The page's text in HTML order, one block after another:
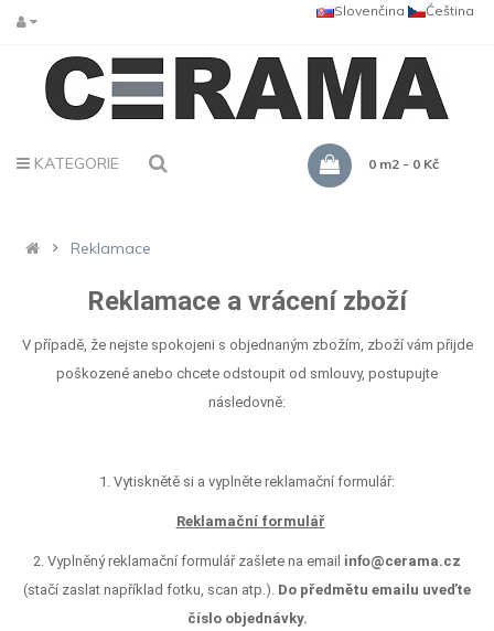
Čeština
Slovenčina
KATEGORIE 0 m2 - 0 Kč
Reklamace
Reklamace a vrácení zboží
V případě, že nejste spokojeni s objednaným zbožím, zboží vám přijde
poškozené anebo chcete odstoupit od smlouvy, postupujte
následovně:
1. Vytisknětě si a vyplněte reklamační formulář:
Reklamační formulář
2. Vyplněný reklamační formulář zašlete na email info@cerama.cz
(stačí zaslat například fotku, scan atp.). Do předmětu emailu uveďte
číslo objednávky.